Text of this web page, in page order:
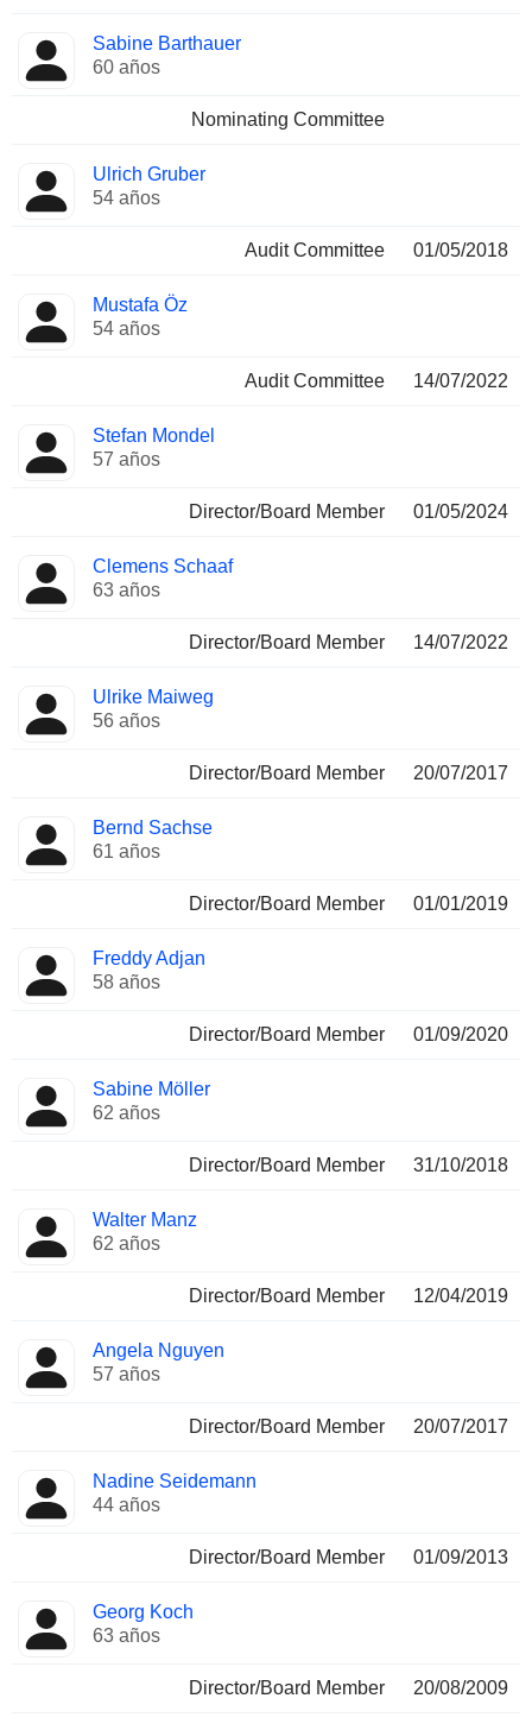
Sabine Barthauer
60 años
Nominating Committee
Ulrich Gruber
54 años
Audit Committee 01/05/2018
Mustafa Öz
54 años
Audit Committee 14/07/2022
Stefan Mondel
57 años
Director/Board Member 01/05/2024
Clemens Schaaf
63 años
Director/Board Member 14/07/2022
Ulrike Maiweg
56 años
Director/Board Member 20/07/2017
Bernd Sachse
61 años
Director/Board Member 01/01/2019
Freddy Adjan
58 años
Director/Board Member 01/09/2020
Sabine Möller
62 años
Director/Board Member 31/10/2018
Walter Manz
62 años
Director/Board Member 12/04/2019
Angela Nguyen
57 años
Director/Board Member 20/07/2017
Nadine Seidemann
44 años
Director/Board Member 01/09/2013
Georg Koch
63 años
Director/Board Member 20/08/2009